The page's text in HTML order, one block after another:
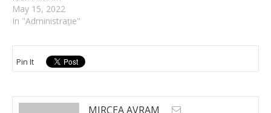
May 15, 2022
In "Administrație"
Pin It
MIRCEA AVRAM